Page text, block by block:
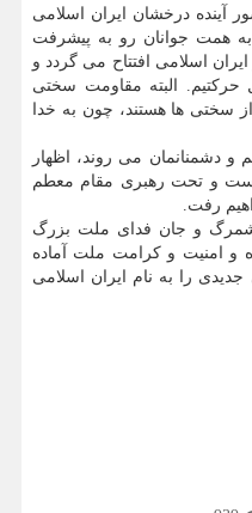
آینده درخشان ایران اسلامی
همت جوانان رو به پیشرفت
اسلامی افتتاح می گردد و
البته مقاومت سختی
سختی ها هستند، چون به خدا
و دشمنانمان می روند، اظهار
و تحت رهبری مقام معطم
رفت.
و جان فدای ملت بزرگ
و امنیت و کرامت ملت آماده
را به نام ایران اسلامی